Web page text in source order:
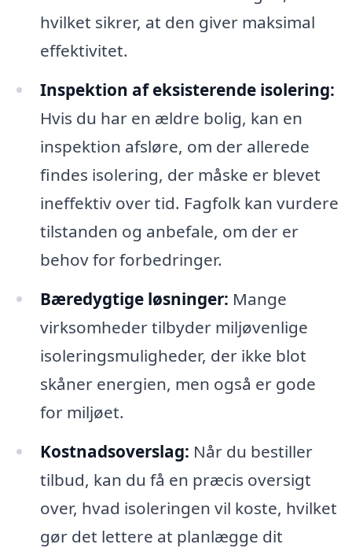
hvilket sikrer, at den giver maksimal
effektivitet.
Inspektion af eksisterende isolering:
Hvis du har en ældre bolig, kan en
inspektion afsløre, om der allerede
findes isolering, der måske er blevet
ineffektiv over tid. Fagfolk kan vurdere
tilstanden og anbefale, om der er
behov for forbedringer.
Bæredygtige løsninger: Mange
virksomheder tilbyder miljøvenlige
isoleringsmuligheder, der ikke blot
skåner energien, men også er gode
for miljøet.
Kostnadsoverslag: Når du bestiller
tilbud, kan du få en præcis oversigt
over, hvad isoleringen vil koste, hvilket
gør det lettere at planlægge dit